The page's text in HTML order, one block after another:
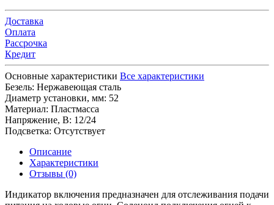
Доставка
Оплата
Рассрочка
Кредит
Основные характеристики Все характеристики
Безель: Нержавеющая сталь
Диаметр установки, мм: 52
Материал: Пластмасса
Напряжение, В: 12/24
Подсветка: Отсутствует
Описание
Характеристики
Отзывы (0)
Индикатор включения предназначен для отслеживания подачи